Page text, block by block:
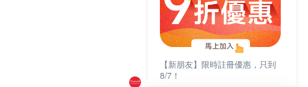
【新朋友】限時註冊優惠，只到
8/7！